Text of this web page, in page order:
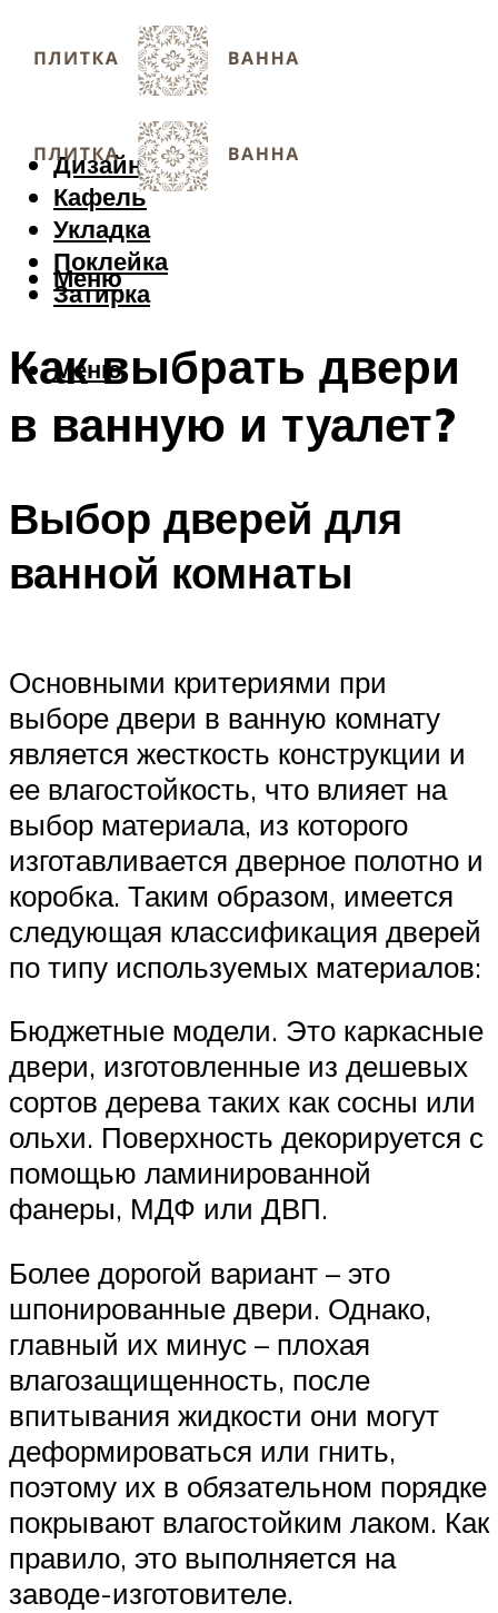
Дизайн
Кафель
Укладка
Поклейка
Затирка
Меню
Меню
Как выбрать двери
в ванную и туалет?
Выбор дверей для
ванной комнаты
Основными критериями при
выборе двери в ванную комнату
является жесткость конструкции и
ее влагостойкость, что влияет на
выбор материала, из которого
изготавливается дверное полотно и
коробка. Таким образом, имеется
следующая классификация дверей
по типу используемых материалов:
Бюджетные модели. Это каркасные
двери, изготовленные из дешевых
сортов дерева таких как сосны или
ольхи. Поверхность декорируется с
помощью ламинированной
фанеры, МДФ или ДВП.
Более дорогой вариант – это
шпонированные двери. Однако,
главный их минус – плохая
влагозащищенность, после
впитывания жидкости они могут
деформироваться или гнить,
поэтому их в обязательном порядке
покрывают влагостойким лаком. Как
правило, это выполняется на
заводе-изготовителе.